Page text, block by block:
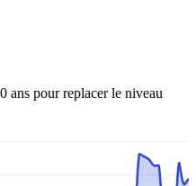
ans pour replacer le niveau